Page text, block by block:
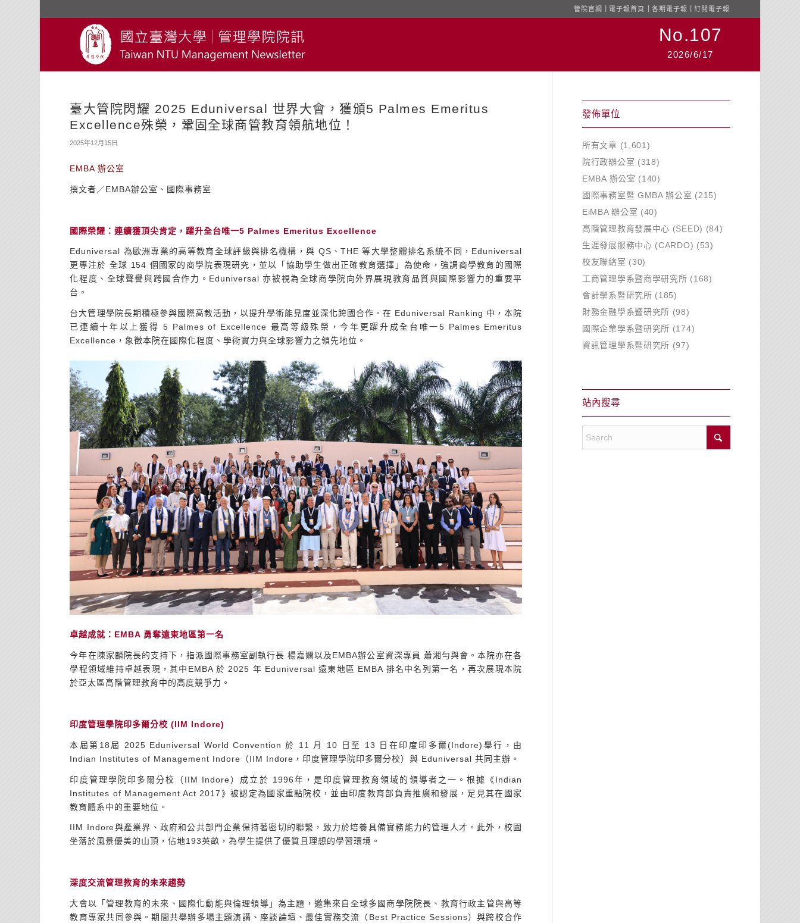
管院官網 電子報首頁 各期電子報 ｜訂閱電子報
No.107
2026/6/17
臺大管院閃耀 2025 Eduniversal 世界大會，獲頒5 Palmes Emeritus
Excellence殊榮，鞏固全球商管教育領航地位！
2025年12月15日
EMBA 辦公室
撰文者／EMBA辦公室、國際事務室
國際榮耀：連續獲頂尖肯定，躍升全台唯一5 Palmes Emeritus Excellence
Eduniversal 為歐洲專業的高等教育全球評級與排名機構，與 QS、THE 等大學整體排名系統不同，Eduniversal
更專注於 全球 154 個國家的商學院表現研究，並以「協助學生做出正確教育選擇」為使命，強調商學教育的國際
化程度、全球聲譽與跨國合作力。Eduniversal 亦被視為全球商學院向外界展現教育品質與國際影響力的重要平
台。
台大管理學院長期積極參與國際高教活動，以提升學術能見度並深化跨國合作。在 Eduniversal Ranking 中，本院
已連續十年以上獲得 5 Palmes of Excellence 最高等級殊榮，今年更躍升成全台唯一5 Palmes Emeritus
Excellence，象徵本院在國際化程度、學術實力與全球影響力之領先地位。
卓越成就： EMBA 勇奪遠東地區第一名
今年在陳家麟院長的支持下，指派國際事務室副執行長 楊嘉嫻以及EMBA辦公室資深專員 蕭湘勻與會。本院亦在各
學程領域維持卓越表現，其中EMBA 於 2025 年 Eduniversal 遠東地區 EMBA 排名中名列第一名，再次展現本院
於亞太區高階管理教育中的高度競爭力。
印度管理學院印多爾分校 (IIM Indore)
本屆第18屆 2025 Eduniversal World Convention 於 11 月 10 日至 13 日在印度印多爾(Indore)舉行，由
Indian Institutes of Management Indore（IIM Indore，印度管理學院印多爾分校）與 Eduniversal 共同主辦。
印度管理學院印多爾分校（IIM Indore）成立於 1996年，是印度管理教育領域的領導者之一。根據《Indian
Institutes of Management Act 2017》被認定為國家重點院校，並由印度教育部負責推廣和發展，足見其在國家
教育體系中的重要地位。
IIM Indore與產業界、政府和公共部門企業保持著密切的聯繫，致力於培養具備實務能力的管理人才。此外，校園
坐落於風景優美的山頂，佔地193英畝，為學生提供了優質且理想的學習環境。
深度交流管理教育的未來趨勢
大會以「管理教育的未來、國際化動能與倫理領導」為主題，邀集來自全球多國商學院院長、教育行政主管與高等
教育專家共同參與。期間共舉辦多場主題演講、座談論壇、最佳實務交流（Best Practice Sessions）與跨校合作
發佈單位
所有文章 (1,601)
院行政辦公室 (318)
EMBA 辦公室 (140)
國際事務室暨 GMBA 辦公室 (215)
EiMBA 辦公室 (40)
高階管理教育發展中心 (SEED) (84)
生涯發展服務中心 (CARDO) (53)
校友聯絡室 (30)
工商管理學系暨商學研究所 (168)
會計學系暨研究所 (185)
財務金融學系暨研究所 (98)
國際企業學系暨研究所 (174)
資訊管理學系暨研究所 (97)
站內搜尋